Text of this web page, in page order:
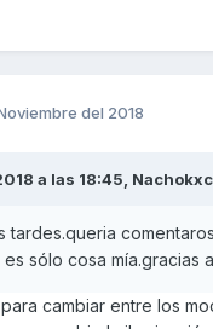
del 2018
a las 18:45,
tardes.queria
sólo cosa mía.gracias
cambiar entre los